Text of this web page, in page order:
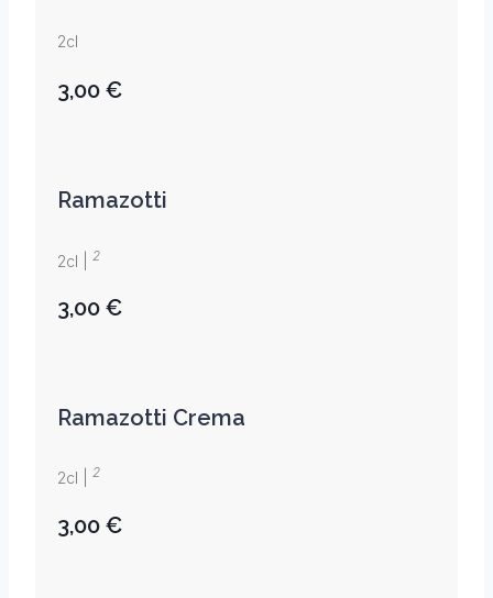
2cl
3,00 €
Ramazotti
2cl | 2
3,00 €
Ramazotti Crema
2cl | 2
3,00 €